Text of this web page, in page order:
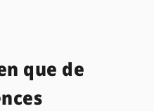
que de